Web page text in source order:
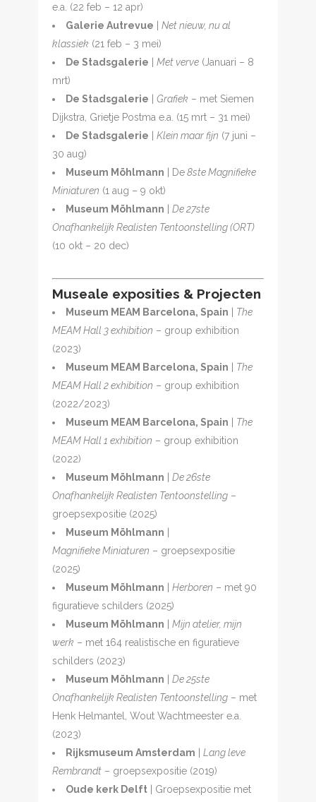
e.a. (22 feb – 12 apr)
Galerie Autrevue
Net nieuw, nu al
klassiek (21 feb – 3 mei)
De Stadsgalerie
Met verve (Januari – 8
mrt)
De Stadsgalerie
Grafiek – met Siemen
Dijkstra, Grietje Postma e.a. (15 mrt – 31 mei)
De Stadsgalerie
Klein maar fijn (7 juni –
30 aug)
Museum Möhlmann | De8ste Magnifieke
Miniaturen (1 aug – 9 okt)
Museum Möhlmann
De 27ste
Onafhankelijk Realisten Tentoonstelling (ORT)
(10 okt – 20 dec)
Museale exposities & Projecten
Museum MEAM Barcelona, Spain
The
MEAM Hall 3 exhibition – group exhibition
(2023)
Museum MEAM Barcelona, Spain
The
MEAM Hall 2 exhibition – group exhibition
(2022/2023)
Museum MEAM Barcelona, Spain
The
MEAM Hall 1 exhibition – group exhibition
(2022)
Museum Möhlmann
De 26ste
Onafhankelijk Realisten Tentoonstelling –
groepsexpositie (2025)
Museum Möhlmann
MagnifiekeMiniaturen – groepsexpositie
(2025)
Museum Möhlmann
Herboren – met 90
figuratieve schilders (2025)
Museum Möhlmann
Mijn atelier, mijn
werk – met 164 realistische en figuratieve
schilders (2023)
Museum Möhlmann
De 25ste
Onafhankelijk Realisten Tentoonstelling – met
Henk Helmantel, Wout Wachtmeester e.a.
(2023)
Rijksmuseum Amsterdam
Lang leve
Rembrandt – groepsexpositie (2019)
Oude kerk Delft | Groepsexpositie met